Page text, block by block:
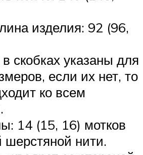
изделия: 92 (96,
скобках указаны для
если их нет, то
ко всем
14 (15, 16) мотков
шерстяной нити.